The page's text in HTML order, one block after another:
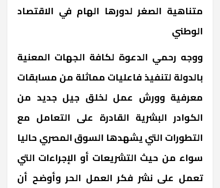
متناهية الصغر لدورها الهام في الاقتصاد
الوطني
ووجه رحمي الدعوة لكافة الجهات المعنية
بالدولة لتنفيذ فاعليات مماثلة من مسابقات
معرفية وورش عمل لخلق جيل جديد من
الكوادر البشرية القادرة على التعامل مع
التطورات التي يشهدها السوق المصري حاليا
سواء من حيث التشريعات أو الإجراءات التي
تعمل على نشر فكر العمل الحر وأوضح أن